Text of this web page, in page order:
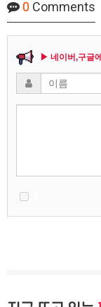
0 Comments
▶ 네이버,구글